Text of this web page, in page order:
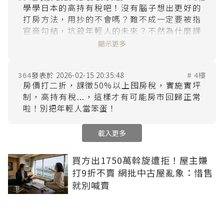
學學日本的高持有稅吧！沒有腦子想出更好的
打房方法，用抄的不會嗎？難不成一定要被指
官商勾結，坑殺年輕人的未來？不然為什麼課
這種低得笑死人的囤房稅？還有害死年輕人一
顯示更多
364 2026-02-15 20:35:48 # 4樓
房價打二折，課徵50%以上囤房稅，實施實坪
制，高持有稅...，這樣才有可能房市回歸正常
載入更多
買方出1750萬斡旋遭拒！屋主嫌
打9折不賣 網批中古屋亂象：惜售
就別喊賣